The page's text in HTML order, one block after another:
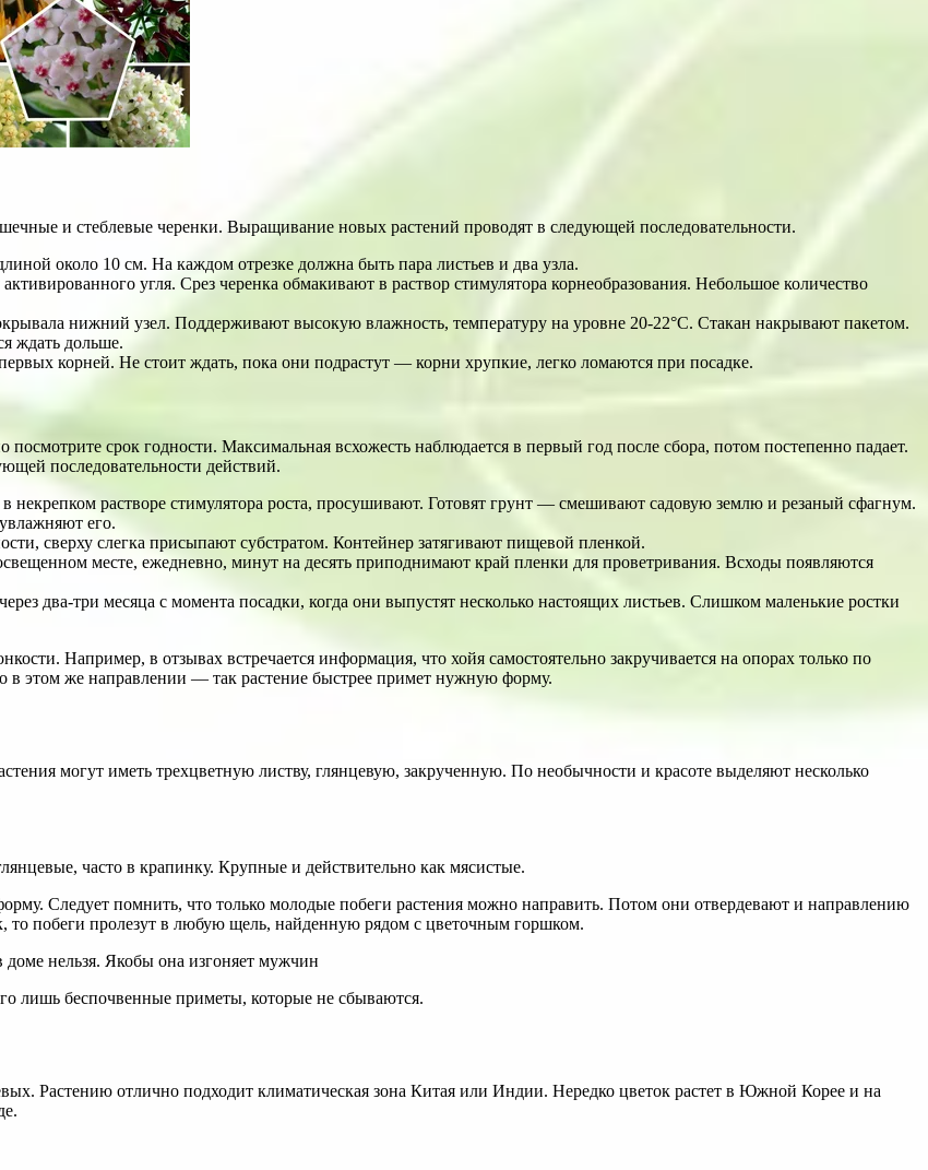
и стеблевые черенки. Выращивание новых растений проводят в следующей последовательности.
около 10 см. На каждом отрезке должна быть пара листьев и два узла.
угля. Срез черенка обмакивают в раствор стимулятора корнеобразования. Небольшое количество
нижний узел. Поддерживают высокую влажность, температуру на уровне 20-22°С. Стакан накрывают пакетом.
ждать дольше.
корней. Не стоит ждать, пока они подрастут — корни хрупкие, легко ломаются при посадке.
срок годности. Максимальная всхожесть наблюдается в первый год после сбора, потом постепенно падает.
последовательности действий.
некрепком растворе стимулятора роста, просушивают. Готовят грунт — смешивают садовую землю и резаный сфагнум.
его.
сверху слегка присыпают субстратом. Контейнер затягивают пищевой пленкой.
месте, ежедневно, минут на десять приподнимают край пленки для проветривания. Всходы появляются
два-три месяца с момента посадки, когда они выпустят несколько настоящих листьев. Слишком маленькие ростки
Например, в отзывах встречается информация, что хойя самостоятельно закручивается на опорах только по
в этом же направлении — так растение быстрее примет нужную форму.
могут иметь трехцветную листву, глянцевую, закрученную. По необычности и красоте выделяют несколько
часто в крапинку. Крупные и действительно как мясистые.
Следует помнить, что только молодые побеги растения можно направить. Потом они отвердевают и направлению
то побеги пролезут в любую щель, найденную рядом с цветочным горшком.
нельзя. Якобы она изгоняет мужчин
лишь беспочвенные приметы, которые не сбываются.
Растению отлично подходит климатическая зона Китая или Индии. Нередко цветок растет в Южной Корее и на